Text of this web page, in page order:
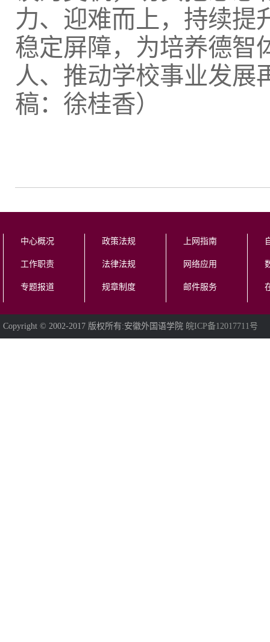
力、迎难而上，持续提
稳定屏障，为培养德智
人、推动学校事业发展
稿：徐桂香）
中心概况
工作职责
专题报道
政策法规
法律法规
规章制度
上网指南
网络应用
邮件服务
Copyright © 2002-2017 版权所有:安徽外国语学院 皖ICP备12017711号